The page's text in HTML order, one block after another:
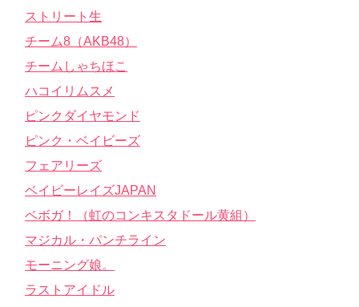
ストリート生
チーム8（AKB48）
チームしゃちほこ
ハコイリムスメ
ピンクダイヤモンド
ピンク・ベイビーズ
フェアリーズ
ベイビーレイズJAPAN
ベボガ！（虹のコンキスタドール黄組）
マジカル・パンチライン
モーニング娘。
ラストアイドル